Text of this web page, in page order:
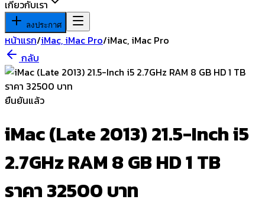
เกี่ยวกับเรา
ลงประกาศ
หน้าแรก/iMac, iMac Pro/iMac, iMac Pro
กลับ
ยืนยันแล้ว
iMac (Late 2013) 21.5-Inch i5
2.7GHz RAM 8 GB HD 1 TB
ราคา 32500 บาท